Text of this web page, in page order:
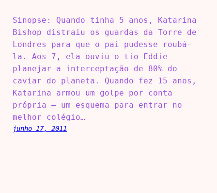
Sinopse: Quando tinha 5 anos, Katarina
Bishop distraiu os guardas da Torre de
Londres para que o pai pudesse roubá-
la. Aos 7, ela ouviu o tio Eddie
planejar a interceptação de 80% do
caviar do planeta. Quando fez 15 anos,
Katarina armou um golpe por conta
própria – um esquema para entrar no
melhor colégio…
junho 17, 2011